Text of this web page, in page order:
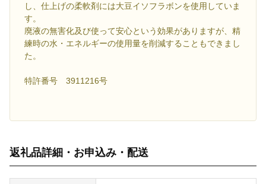
し、仕上げの柔軟剤には大豆イソフラボンを使用していま
す。
廃液の無害化及び使って安心という効果がありますが、精
練時の水・エネルギーの使用量を削減することもできまし
た。
特許番号 3911216号
返礼品詳細・お申込み・配送